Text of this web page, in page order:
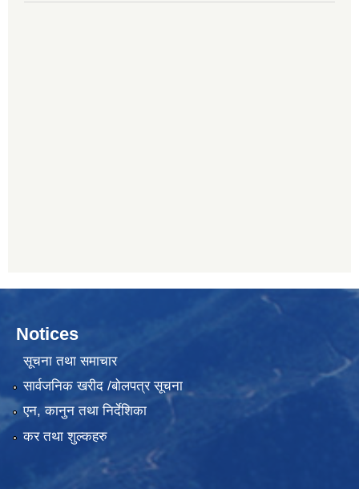
Notices
सूचना तथा समाचार
सार्वजनिक खरीद /बोलपत्र सूचना
एन, कानुन तथा निर्देशिका
कर तथा शुल्कहरु